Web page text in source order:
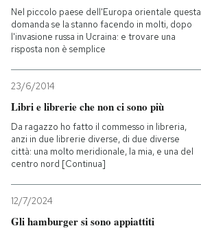
Nel piccolo paese dell'Europa orientale questa
domanda se la stanno facendo in molti, dopo
l'invasione russa in Ucraina: e trovare una
risposta non è semplice
23/6/2014
Libri e librerie che non ci sono più
Da ragazzo ho fatto il commesso in libreria,
anzi in due librerie diverse, di due diverse
città: una molto meridionale, la mia, e una del
centro nord [Continua]
12/7/2024
Gli hamburger si sono appiattiti